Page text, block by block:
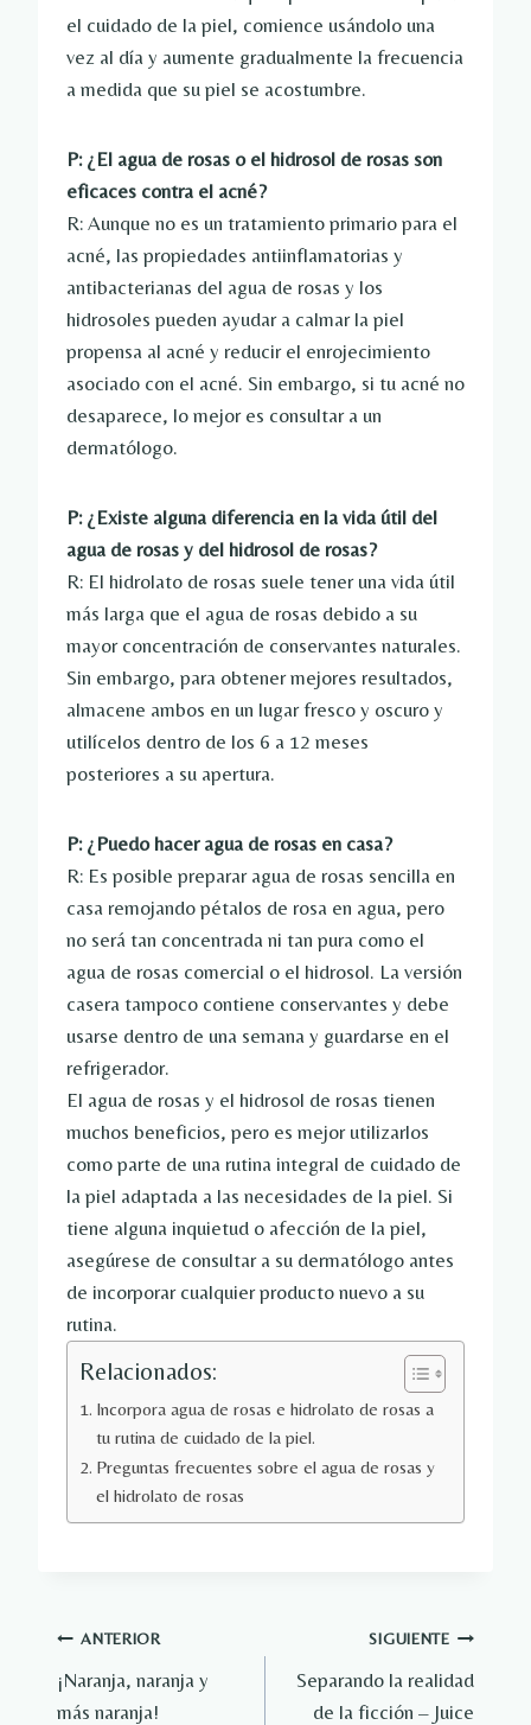
el cuidado de la piel, comience usándolo una
vez al día y aumente gradualmente la frecuencia
a medida que su piel se acostumbre.
P: ¿El agua de rosas o el hidrosol de rosas son
eficaces contra el acné?
R: Aunque no es un tratamiento primario para el
acné, las propiedades antiinflamatorias y
antibacterianas del agua de rosas y los
hidrosoles pueden ayudar a calmar la piel
propensa al acné y reducir el enrojecimiento
asociado con el acné. Sin embargo, si tu acné no
desaparece, lo mejor es consultar a un
dermatólogo.
P: ¿Existe alguna diferencia en la vida útil del
agua de rosas y del hidrosol de rosas?
R: El hidrolato de rosas suele tener una vida útil
más larga que el agua de rosas debido a su
mayor concentración de conservantes naturales.
Sin embargo, para obtener mejores resultados,
almacene ambos en un lugar fresco y oscuro y
utilícelos dentro de los 6 a 12 meses
posteriores a su apertura.
P: ¿Puedo hacer agua de rosas en casa?
R: Es posible preparar agua de rosas sencilla en
casa remojando pétalos de rosa en agua, pero
no será tan concentrada ni tan pura como el
agua de rosas comercial o el hidrosol. La versión
casera tampoco contiene conservantes y debe
usarse dentro de una semana y guardarse en el
refrigerador.
El agua de rosas y el hidrosol de rosas tienen
muchos beneficios, pero es mejor utilizarlos
como parte de una rutina integral de cuidado de
la piel adaptada a las necesidades de la piel. Si
tiene alguna inquietud o afección de la piel,
asegúrese de consultar a su dermatólogo antes
de incorporar cualquier producto nuevo a su
rutina.
Relacionados:
Incorpora agua de rosas e hidrolato de rosas a
tu rutina de cuidado de la piel.
Preguntas frecuentes sobre el agua de rosas y
el hidrolato de rosas
Navegación
de
ANTERIOR
¡Naranja, naranja y
más naranja!
SIGUIENTE
Separando la realidad
de la ficción – Juice